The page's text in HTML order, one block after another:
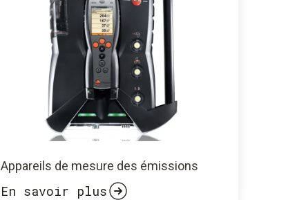
Appareils de mesure des émissions
En savoir plus